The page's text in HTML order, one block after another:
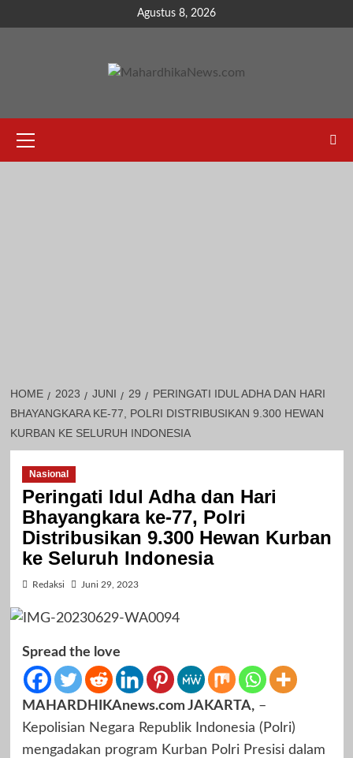
to
Agustus 8, 2026
Menu
HOME 2023 JUNI 29
PERINGATI IDUL ADHA DAN HARI
BHAYANGKARA KE-77, POLRI DISTRIBUSIKAN 9.300 HEWAN
KURBAN KE SELURUH INDONESIA
Nasional
Peringati Idul Adha dan Hari
Bhayangkara ke-77, Polri
Distribusikan 9.300 Hewan Kurban
ke Seluruh Indonesia
Redaksi Juni 29, 2023
Spread the love
MAHARDHIKAnews.com JAKARTA,–
Kepolisian Negara Republik Indonesia (Polri)
mengadakan program Kurban Polri Presisi dalam